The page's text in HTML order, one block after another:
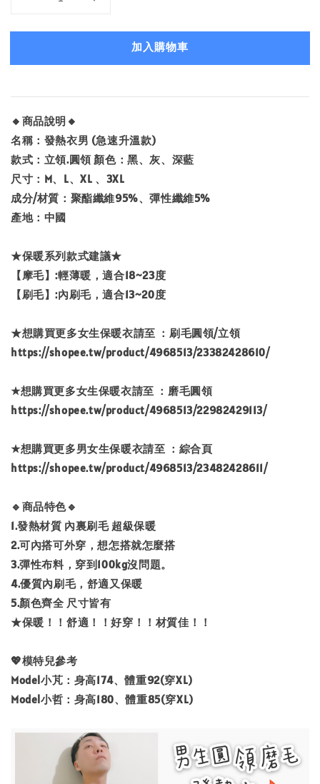
加入購物車
🔸商品說明🔸
名稱：發熱衣男 (急速升溫款)
款式：立領.圓領 顏色：黑、灰、深藍
尺寸：M、L、XL 、3XL
成分/材質：聚酯纖維95%、彈性纖維5%
產地：中國
★保暖系列款式建議★
【摩毛】:輕薄暖，適合18~23度
【刷毛】:內刷毛，適合13~20度
★想購買更多女生保暖衣請至 ：刷毛圓領/立領
https://shopee.tw/product/4968513/23382428610/
★想購買更多女生保暖衣請至 ：磨毛圓領
https://shopee.tw/product/4968513/22982429113/
★想購買更多男女生保暖衣請至 ：綜合頁
https://shopee.tw/product/4968513/23482428611/
🔹商品特色🔹
1.發熱材質 內裏刷毛 超級保暖
2.可內搭可外穿，想怎搭就怎麼搭
3.彈性布料，穿到100kg沒問題。
4.優質內刷毛，舒適又保暖
5.顏色齊全 尺寸皆有
★保暖！！舒適！！好穿！！材質佳！！
💖模特兒參考
Model小芃：身高174、體重92(穿XL)
Model小哲：身高180、體重85(穿XL)